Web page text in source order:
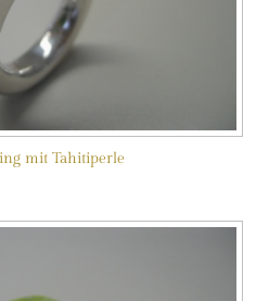
mit Tahitiperle